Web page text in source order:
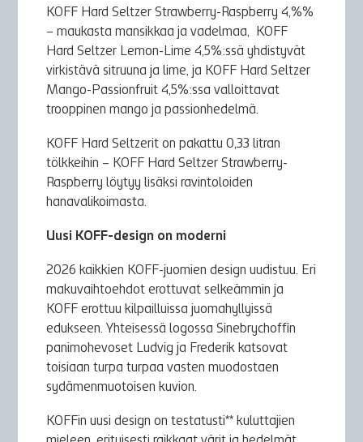
KOFF Hard Seltzer Strawberry-Raspberry 4,%%
– maukasta mansikkaa ja vadelmaa, KOFF
Hard Seltzer Lemon-Lime 4,5%:ssä yhdistyvät
virkistävä sitruuna ja lime, ja KOFF Hard Seltzer
Mango-Passionfruit 4,5%:ssa valloittavat
trooppinen mango ja passionhedelmä.
KOFF Hard Seltzerit on pakattu 0,33 litran
tölkkeihin – KOFF Hard Seltzer Strawberry-
Raspberry löytyy lisäksi ravintoloiden
hanavalikoimasta.
Uusi KOFF-design on moderni
2026 kaikkien KOFF-juomien design uudistuu. Eri
makuvaihtoehdot erottuvat selkeämmin ja
KOFF erottuu kilpailluissa juomahyllyissä
edukseen. Yhteisessä logossa Sinebrychoffin
panimohevoset Ludvig ja Frederik katsovat
toisiaan turpa turpaa vasten muodostaen
sydämenmuotoisen kuvion.
KOFFin uusi design on testatusti** kuluttajien